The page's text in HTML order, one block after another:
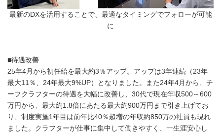
最新のDXを活用することで、最適なタイミングでフォローが可能
に
■待遇改善
25年4月から初任給を最大約3％アップ。アップは3年連続（23年
最大11％、24年最大9%UP）となりました。また24年4月から、チ
ーフクラフターの待遇を大幅に改善し、30代で現在年収500～600
万円から、最大約1.8倍にあたる最大約900万円まで引き上げてお
り、制度実施1年目は前年比40％超増の年収約850万の社員も現れ
ました。クラフターが仕事に集中して働きやすく、一生涯安心し